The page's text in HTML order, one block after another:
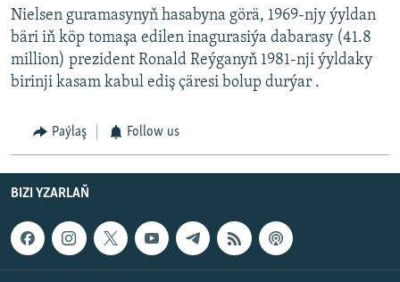
Nielsen guramasynyň hasabyna görä, 1969-njy ýyldan
bäri iň köp tomaşa edilen inagurasiýa dabarasy (41.8
million) prezident Ronald Reýganyň 1981-nji ýyldaky
birinji kasam kabul ediş çäresi bolup durýar .
Paýlaş Follow us
BIZI YZARLAŇ